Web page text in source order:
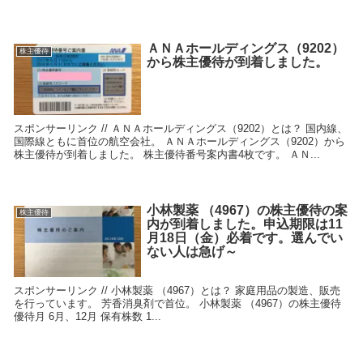
株主優待
ＡＮＡホールディングス（9202）
から株主優待が到着しました。
スポンサーリンク // ＡＮＡホールディングス（9202）とは？ 国内線、
国際線ともに首位の航空会社。 ＡＮＡホールディングス（9202）から
株主優待が到着しました。 株主優待番号案内書4枚です。 ＡＮ...
株主優待
小林製薬 （4967）の株主優待の案
内が到着しました。申込期限は11
月18日（金）必着です。選んでい
ない人は急げ～
スポンサーリンク // 小林製薬 （4967）とは？ 家庭用品の製造、販売
を行っています。 芳香消臭剤で首位。 小林製薬 （4967）の株主優待
優待月 6月、12月 保有株数 1...